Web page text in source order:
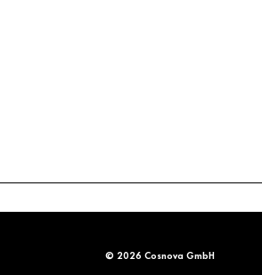
© 2026 Cosnova GmbH